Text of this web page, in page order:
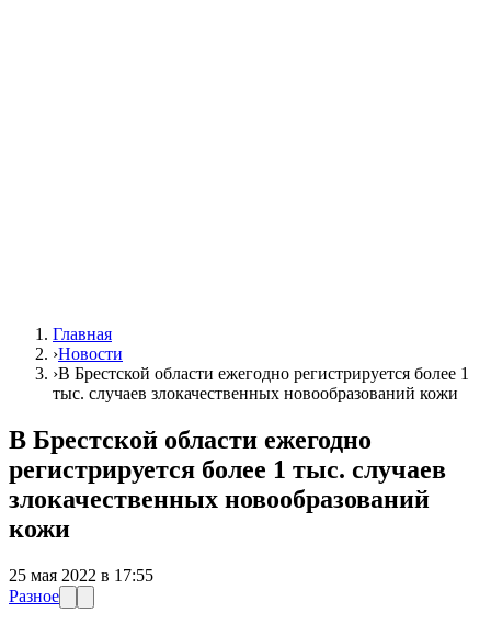
Главная
›Новости
›В Брестской области ежегодно регистрируется более 1
тыс. случаев злокачественных новообразований кожи
В Брестской области ежегодно
регистрируется более 1 тыс. случаев
злокачественных новообразований
кожи
25 мая 2022 в 17:55
Разное